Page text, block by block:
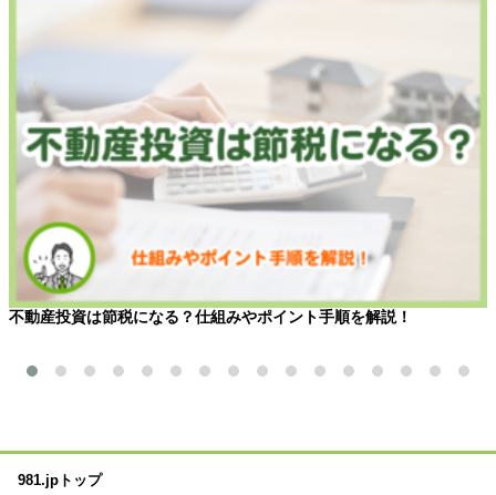
不動産投資は節税になる？仕組みやポイント手順を解説！
981.jpトップ